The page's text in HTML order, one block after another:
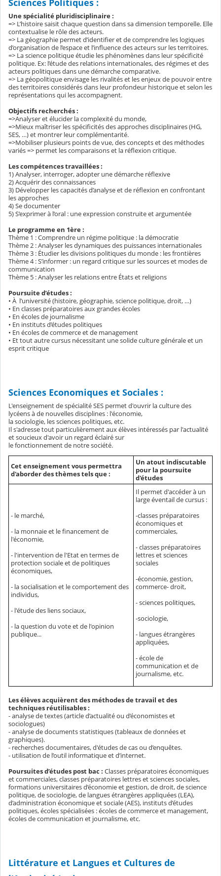
Sciences Politiques :
Une spécialité pluridisciplinaire :
=> L’histoire saisit chaque question dans sa dimension temporelle. Elle
contextualise le rôle des acteurs.
=> La géographie permet d’identifier et de comprendre les logiques
d’organisation de l’espace et l’influence des acteurs sur les territoires.
=> La science politique étudie les phénomènes dans leur spécificité
politique. Ex: l’étude des relations internationales, des régimes et des
acteurs politiques dans une démarche comparative.
=> La géopolitique envisage les rivalités et les enjeux de pouvoir entre
des territoires considérés dans leur profondeur historique et selon les
représentations qui les accompagnent.
Objectifs recherchés :
=>Analyser et élucider la complexité du monde,
=>Mieux maîtriser les spécificités des approches disciplinaires (HG,
SES, …) et montrer leur complémentarité.
=>Mobiliser plusieurs points de vue, des concepts et des méthodes
variés => permet les comparaisons et la réflexion critique.
Les compétences travaillées :
1) Analyser, interroger, adopter une démarche réflexive
2) Acquérir des connaissances
3) Développer les capacités d’analyse et de réflexion en confrontant
les approches
4) Se documenter
5) S’exprimer à l’oral : une expression construite et argumentée
Le programme en 1ère :
Thème 1 : Comprendre un régime politique : la démocratie
Thème 2 : Analyser les dynamiques des puissances internationales
Thème 3 : Étudier les divisions politiques du monde : les frontières
Thème 4 : S’informer : un regard critique sur les sources et modes de
communication
Thème 5 : Analyser les relations entre États et religions
Poursuite d’études :
• À l’université (histoire, géographie, science politique, droit, …)
• En classes préparatoires aux grandes écoles
• En écoles de journalisme
• En instituts d’études politiques
• En écoles de commerce et de management
• Et tout autre cursus nécessitant une solide culture générale et un
esprit critique
Sciences Economiques et Sociales :
L'enseignement de spécialité SES permet d'ouvrir la culture des
lycéens à de nouvelles disciplines : l'économie,
la sociologie, les sciences politiques, etc.
Il s'adresse tout particulièrement aux élèves intéressés par l'actualité
et soucieux d'avoir un regard éclairé sur
le fonctionnement de notre société.
Cet enseignement vous permettra
d'aborder des thèmes tels que :
Un atout indiscutable
pour la poursuite
d'études
- le marché,
- la monnaie et le financement de
l'économie,
- l'intervention de l'Etat en termes de
protection sociale et de politiques
économiques,
- la socialisation et le comportement des
individus,
- l'étude des liens sociaux,
- la question du vote et de l'opinion
publique...
Il permet d'accéder à un
large éventail de cursus :
-classes préparatoires
économiques et
commerciales,
- classes préparatoires
lettres et sciences
sociales
-économie, gestion,
commerce- droit,
- sciences politiques,
-sociologie,
- langues étrangères
appliquées,
- école de
communication et de
journalisme, etc.
Les élèves acquièrent des méthodes de travail et des
techniques réutilisables :
- analyse de textes (article d’actualité ou d’économistes et
sociologues)
- analyse de documents statistiques (tableaux de données et
graphiques).
- recherches documentaires, d'études de cas ou d’enquêtes.
- utilisation de l’outil informatique et d’internet.
Poursuites d’études post bac : Classes préparatoires économiques
et commerciales, classes préparatoires lettres et sciences sociales,
formations universitaires d’économie et gestion, de droit, de science
politique, de sociologie, de langues étrangères appliquées (LEA),
d’administration économique et sociale (AES), instituts d’études
politiques, écoles spécialisées : écoles de commerce et management,
écoles de communication et journalisme, etc.
Littérature et Langues et Cultures de